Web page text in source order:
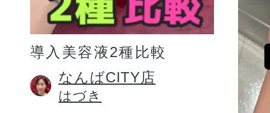
スキンクリア
クレンズオイル
導入美容液2種比較
なんばCITY店
はづき